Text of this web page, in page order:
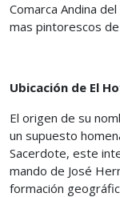
Comarca Andina
mas pintorescos de
Ubicación de El
El origen de su
un supuesto
Sacerdote, este
mando de José
formación